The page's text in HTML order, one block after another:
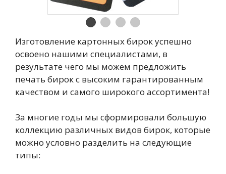
Изготовление картонных бирок успешно
освоено нашими специалистами, в
результате чего мы можем предложить
печать бирок с высоким гарантированным
качеством и самого широкого ассортимента!
За многие годы мы сформировали большую
коллекцию различных видов бирок, которые
можно условно разделить на следующие
типы: